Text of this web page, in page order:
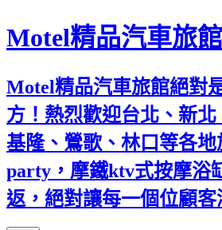
Motel精品汽車旅館
Motel精品汽車旅館絕對
方！熱烈歡迎台北、新北
基隆、鶯歌、林口等各
party，摩鐵ktv式按摩浴
返，絕對讓每一個位顧客